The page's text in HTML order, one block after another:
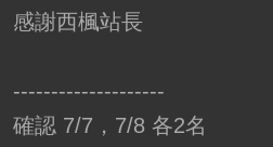
感謝西楓站長
--------------------
確認 7/7，7/8 各2名